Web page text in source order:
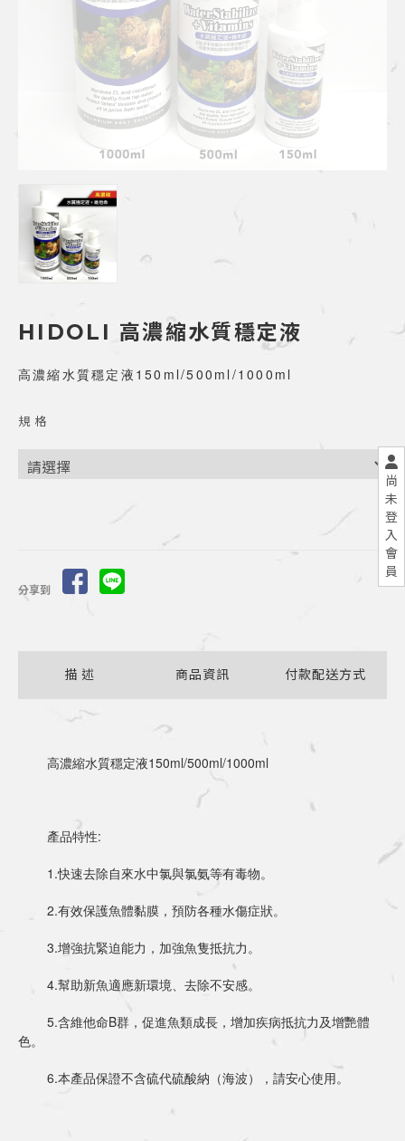
尚
未
登
入
會
員
HIDOLI 高濃縮水質穩定液
高濃縮水質穩定液150ml/500ml/1000ml
規 格
分享到
描 述 商品資訊 付款配送方式
	高濃縮水質穩定液150ml/500ml/1000ml
	產品特性:
	1.快速去除自來水中氯與氯氨等有毒物。
	2.有效保護魚體黏膜，預防各種水傷症狀。
	3.增強抗緊迫能力，加強魚隻抵抗力。
	4.幫助新魚適應新環境、去除不安感。
色。
	6.本產品保證不含硫代硫酸納（海波），請安心使用。